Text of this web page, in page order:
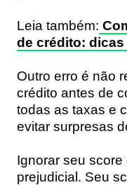
Leia também:
de crédito:
Outro erro é não
crédito antes de
todas as taxas e
evitar surpresas
Ignorar seu
prejudicial. Seu